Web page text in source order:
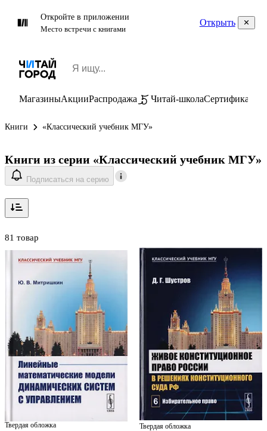
Откройте в приложении
Место встречи с книгами
Открыть
МагазиныАкцииРаспродажа Читай-школаСертификаты
Книги «Классический учебник МГУ»
Книги из серии «Классический учебник МГУ»
Подписаться на серию
81 товар
Твердая обложка Твердая обложка